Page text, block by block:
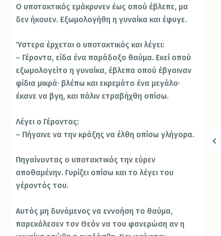
Ο υποτακτικός εμάκρυνεν έως οπού έβλεπε, μα
δεν ήκουεν. Εξωμολογήθη η γυναίκα και έφυγε.
Ύστερα έρχεται ο υποτακτικός και λέγει:
– Γέροντα, είδα ένα παράδοξο θαύμα. Εκεί οπού
εξωμολογείτο η γυναίκα, έβλεπα οπού έβγαιναν
φίδια μικρά· βλέπω και εκρεμάτο ένα μεγάλο·
έκανε να βγη, και πάλιν ετραβήχθη οπίσω.
Λέγει ο Γέροντας:
– Πήγαινε να την κράξης να έλθη οπίσω γλήγορα.
Πηγαίνοντας ο υποτακτικός την εύρεν
αποθαμένην. Γυρίζει οπίσω και το λέγει του
γέροντός του.
Αυτός μη δυνάμενος να εννοήση το θαύμα,
παρεκάλεσεν τον Θεόν να του φανερώση αν η